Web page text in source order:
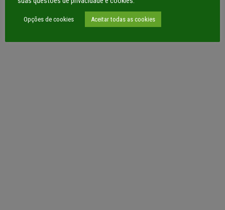
Opções de cookies Aceitar todas as cookies